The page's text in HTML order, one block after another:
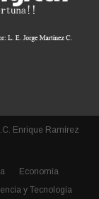
Enrique Ramírez
Economía
y Tecnología